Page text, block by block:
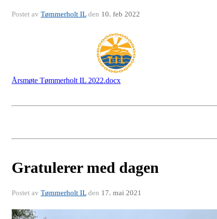
Postet av Tømmerholt ILden 10. feb 2022
Årsmøte Tømmerholt IL 2022.docx
Gratulerer med dagen
Postet av Tømmerholt ILden 17. mai 2021